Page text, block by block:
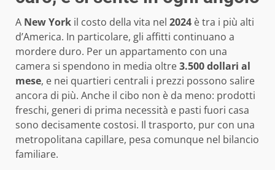
A New York il costo della vita nel 2024 è tra i più alti
d’America. In particolare, gli affitti continuano a
mordere duro. Per un appartamento con una
camera si spendono in media oltre3.500 dollari al
mese, e nei quartieri centrali i prezzi possono salire
ancora di più. Anche il cibo non è da meno: prodotti
freschi, generi di prima necessità e pasti fuori casa
sono decisamente costosi. Il trasporto, pur con una
metropolitana capillare, pesa comunque nel bilancio
familiare.